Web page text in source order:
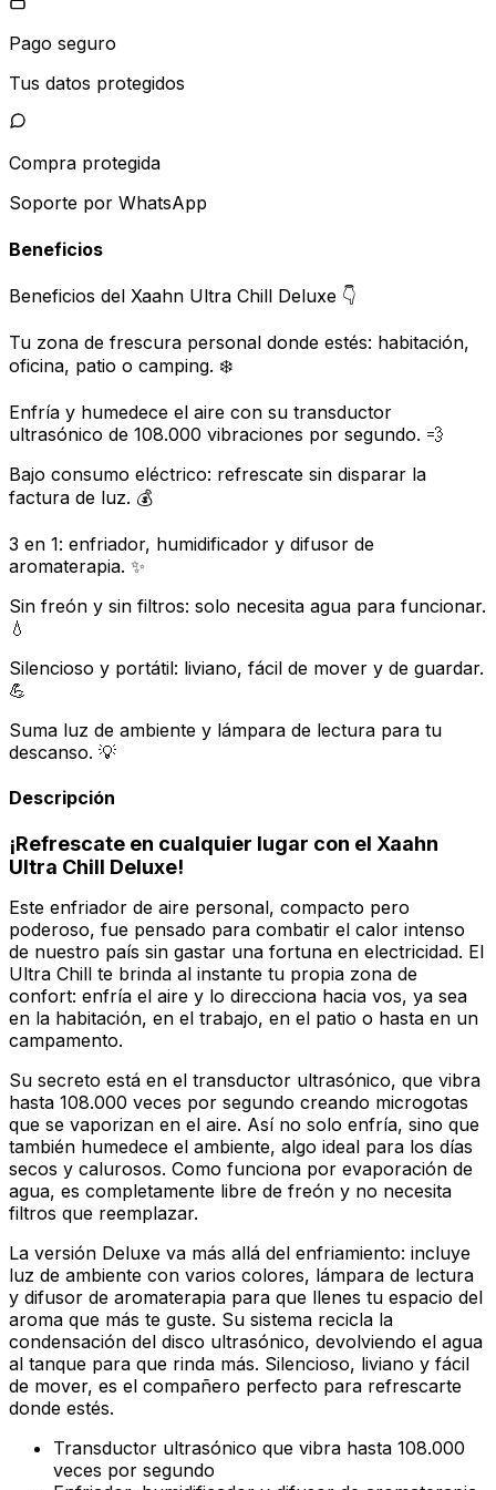
Pago seguro
Tus datos protegidos
Compra protegida
Soporte por WhatsApp
Beneficios
Beneficios del Xaahn Ultra Chill Deluxe 👇
Tu zona de frescura personal donde estés: habitación,
oficina, patio o camping. ❄️
Enfría y humedece el aire con su transductor
ultrasónico de 108.000 vibraciones por segundo. 💨
Bajo consumo eléctrico: refrescate sin disparar la
factura de luz. 💰
3 en 1: enfriador, humidificador y difusor de
aromaterapia. ✨
Sin freón y sin filtros: solo necesita agua para funcionar.
💧
Silencioso y portátil: liviano, fácil de mover y de guardar.
💪
Suma luz de ambiente y lámpara de lectura para tu
descanso. 💡
Descripción
¡Refrescate en cualquier lugar con el Xaahn
Ultra Chill Deluxe!
Este enfriador de aire personal, compacto pero
poderoso, fue pensado para combatir el calor intenso
de nuestro país sin gastar una fortuna en electricidad. El
Ultra Chill te brinda al instante tu propia zona de
confort: enfría el aire y lo direcciona hacia vos, ya sea
en la habitación, en el trabajo, en el patio o hasta en un
campamento.
Su secreto está en el transductor ultrasónico, que vibra
hasta 108.000 veces por segundo creando microgotas
que se vaporizan en el aire. Así no solo enfría, sino que
también humedece el ambiente, algo ideal para los días
secos y calurosos. Como funciona por evaporación de
agua, es completamente libre de freón y no necesita
filtros que reemplazar.
La versión Deluxe va más allá del enfriamiento: incluye
luz de ambiente con varios colores, lámpara de lectura
y difusor de aromaterapia para que llenes tu espacio del
aroma que más te guste. Su sistema recicla la
condensación del disco ultrasónico, devolviendo el agua
al tanque para que rinda más. Silencioso, liviano y fácil
de mover, es el compañero perfecto para refrescarte
donde estés.
Transductor ultrasónico que vibra hasta 108.000
veces por segundo